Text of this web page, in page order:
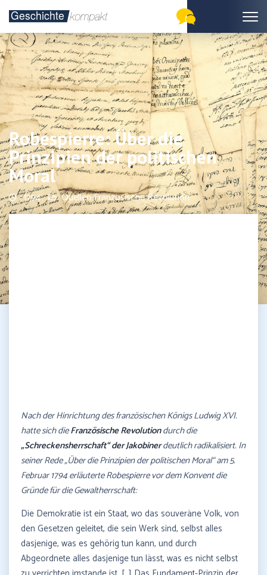
Robespierre: Über die
Prinzipien der politischen
Moral
1794 Quellen Französische Revolution
Nach der Hinrichtung des französischen Königs Ludwig XVI.
hatte sich dieFranzösische Revolutiondurch die
„Schreckensherrschaft“ der Jakobinerdeutlich radikalisiert. In
seiner Rede „Über die Prinzipien der politischen Moral“ am 5.
Februar 1794 erläuterte Robespierre vor dem Konvent die
Gründe für die Gewaltherrschaft:
Die Demokratie ist ein Staat, wo das souveräne Volk, von
den Gesetzen geleitet, die sein Werk sind, selbst alles
dasjenige, was es gehörig tun kann, und durch
Abgeordnete alles dasjenige tun lässt, was es nicht selbst